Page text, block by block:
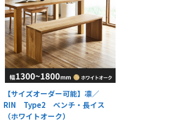
【サイズオーダー可能】凛／
RIN Type2 ベンチ・長イス
（ホワイトオーク）